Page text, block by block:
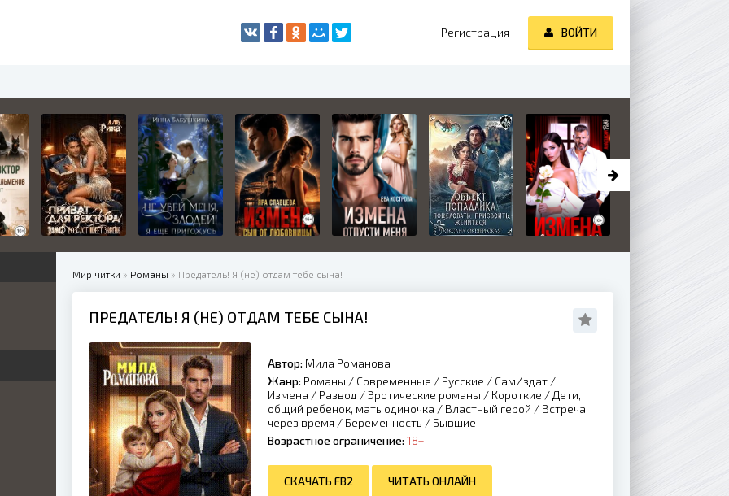
Мир читки » Романы » Предатель! Я (не) отдам тебе сына!
ПРЕДАТЕЛЬ! Я (НЕ) ОТДАМ ТЕБЕ СЫНА!
Автор: Мила Романова
Жанр: Романы / Современные / Русские / СамИздат /
Измена / Развод /Эротические романы / Короткие / Дети,
общий ребенок, мать одиночка / Властный герой / Встреча
через время / Беременность / Бывшие
Возрастное ограничение: 18+
СКАЧАТЬ FB2 ЧИТАТЬ ОНЛАЙН
Регистрация ВОЙТИ